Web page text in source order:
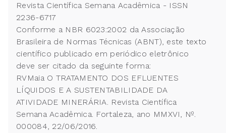
Revista Científica Semana Acadêmica - ISSN
2236-6717
Conforme a NBR 6023:2002 da Associação
Brasileira de Normas Técnicas (ABNT), este texto
científico publicado em periódico eletrônico
deve ser citado da seguinte forma:
RVMaia O TRATAMENTO DOS EFLUENTES
LÍQUIDOS E A SUSTENTABILIDADE DA
ATIVIDADE MINERÁRIA. Revista Científica
Semana Acadêmica. Fortaleza, ano MMXVI, Nº.
000084, 22/06/2016.